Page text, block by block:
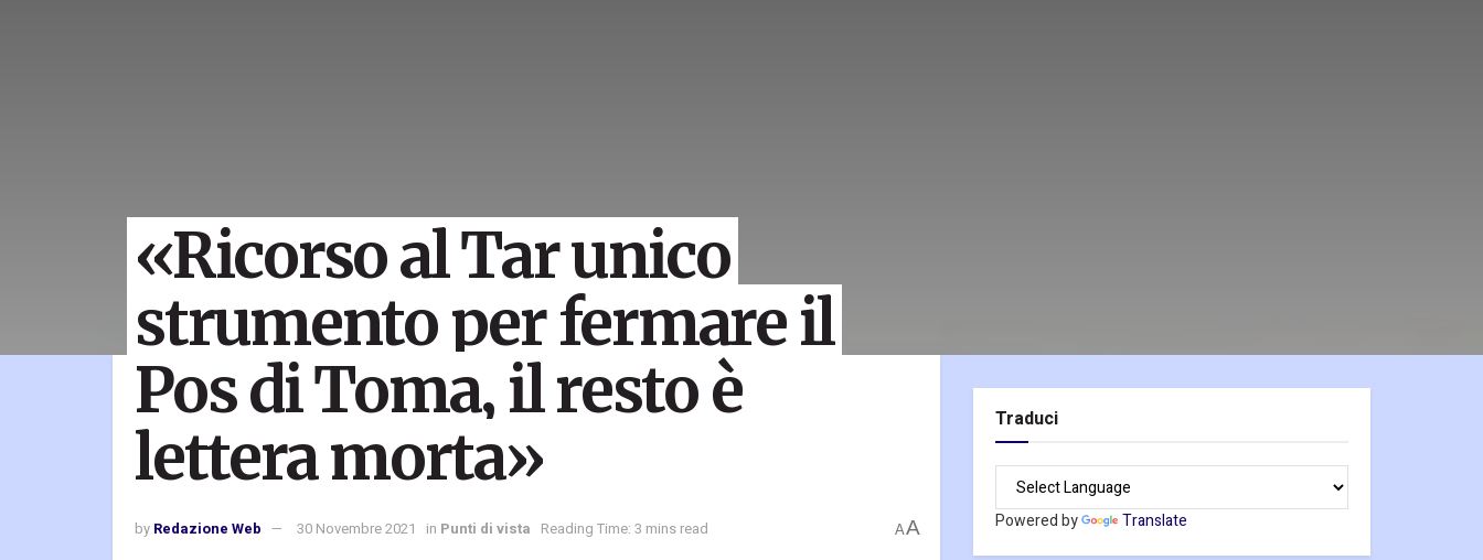
«Ricorso al Tar unico
strumento per fermare il
Pos di Toma, il resto è
lettera morta»
by Redazione Web 30 Novembre 2021 in Punti di vista Reading Time: 3 mins read AA
Traduci
Powered by Translate